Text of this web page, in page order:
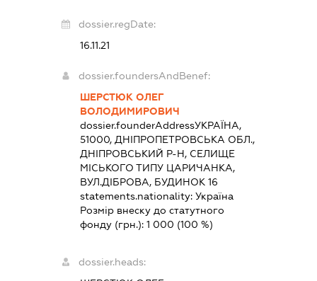
dossier.regDate:
16.11.21
dossier.foundersAndBenef:
ШЕРСТЮК ОЛЕГ
ВОЛОДИМИРОВИЧ
dossier.founderAddressУКРАЇНА,
51000, ДНІПРОПЕТРОВСЬКА ОБЛ.,
ДНІПРОВСЬКИЙ Р-Н, СЕЛИЩЕ
МІСЬКОГО ТИПУ ЦАРИЧАНКА,
ВУЛ.ДІБРОВА, БУДИНОК 16
statements.nationality: Україна
Розмір внеску до статутного
фонду (грн.): 1 000 (100 %)
dossier.heads: